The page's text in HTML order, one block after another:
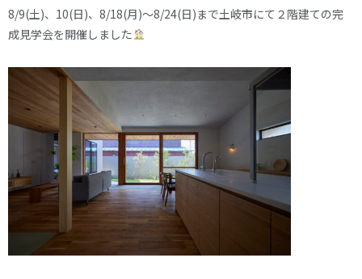
TEL.0574-60-1161
8/9(土)、10(日)、8/18(月)～8/24(日)まで土岐市にて２階建ての完
成見学会を開催しました